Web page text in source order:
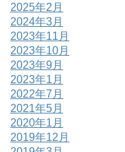
2025年2月
2024年3月
2023年11月
2023年10月
2023年9月
2023年1月
2022年7月
2021年5月
2020年1月
2019年12月